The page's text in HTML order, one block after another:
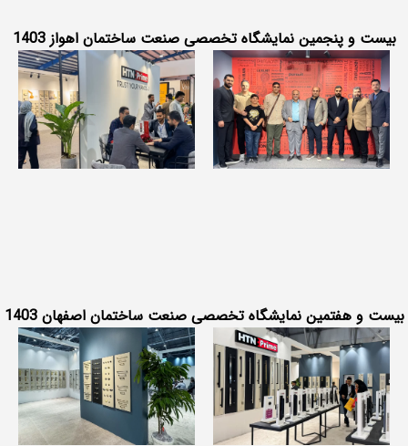
بیست و پنجمین نمایشگاه تخصصی صنعت ساختمان اهواز 1403
بیست و هفتمین نمایشگاه تخصصی صنعت ساختمان اصفهان 1403